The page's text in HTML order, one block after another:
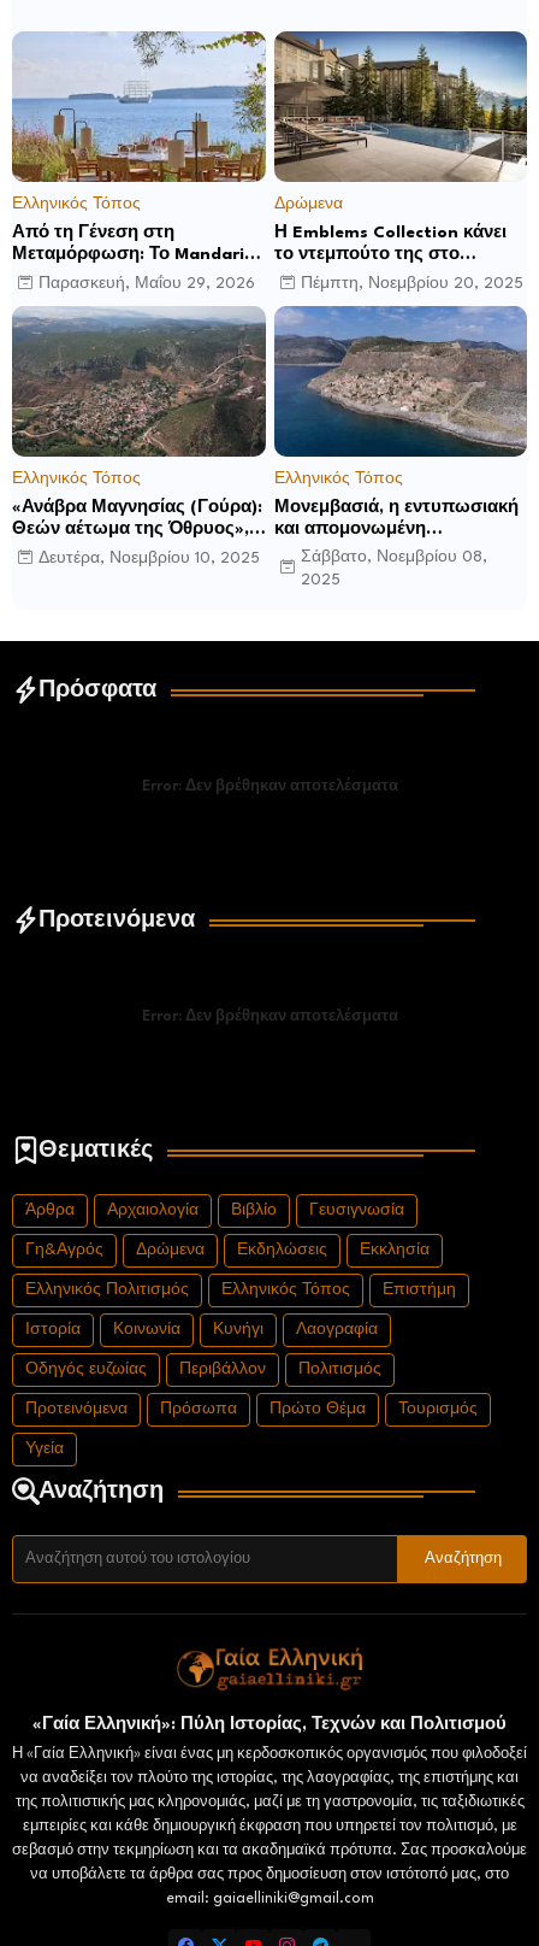
Ελληνικός Τόπος
Από τη Γένεση στη
Μεταμόρφωση: Το Mandarin
Oriental, Costa Navarino
αποκαλύπτει μια νέα σεζόν
βιωματικών εμπειριών
Παρασκευή, Μαΐου 29, 2026
Δρώμενα
Η Emblems Collection κάνει
το ντεμπούτο της στο
Ηνωμένο Βασίλειο με το
Luckham Park Hotel & Spa
και ανακοινώνει άλλα έξι
ανοίγματα για το 2026 και
μετά
Πέμπτη, Νοεμβρίου 20, 2025
Ελληνικός Τόπος
«Ανάβρα Μαγνησίας (Γούρα):
Θεών αέτωμα της Όθρυος»,
γράφει ο Δημήτρης Β.
Καρέλης
Δευτέρα, Νοεμβρίου 10, 2025
Ελληνικός Τόπος
Μονεμβασιά, η εντυπωσιακή
και απομονωμένη
οχυρωμένη πόλη που
ιδρύθηκε από τους
Σάββατο, Νοεμβρίου 08,
2025
Πρόσφατα
Error: Δεν βρέθηκαν αποτελέσματα
Προτεινόμενα
Error: Δεν βρέθηκαν αποτελέσματα
Θεματικές
Άρθρα Αρχαιολογία Βιβλίο Γευσιγνωσία
Γη&Αγρός Δρώμενα Εκδηλώσεις Εκκλησία
Ελληνικός Πολιτισμός Ελληνικός Τόπος Επιστήμη
Ιστορία Κοινωνία Κυνήγι Λαογραφία
Οδηγός ευζωίας Περιβάλλον Πολιτισμός
Προτεινόμενα Πρόσωπα Πρώτο Θέμα Τουρισμός
Υγεία
Αναζήτηση
«Γαία Ελληνική»: Πύλη Ιστορίας, Τεχνών και Πολιτισμού
Η «Γαία Ελληνική» είναι ένας μη κερδοσκοπικός οργανισμός που φιλοδοξεί
να αναδείξει τον πλούτο της ιστορίας, της λαογραφίας, της επιστήμης και
της πολιτιστικής μας κληρονομιάς, μαζί με τη γαστρονομία, τις ταξιδιωτικές
εμπειρίες και κάθε δημιουργική έκφραση που υπηρετεί τον πολιτισμό, με
σεβασμό στην τεκμηρίωση και τα ακαδημαϊκά πρότυπα. Σας προσκαλούμε
να υποβάλετε τα άρθρα σας προς δημοσίευση στον ιστότοπό μας, στο
email: gaiaelliniki@gmail.com